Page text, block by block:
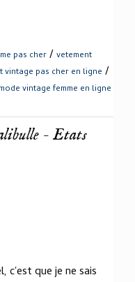
pas cher / vetement
vintage pas cher en ligne /
mode vintage femme en ligne
- Etats
c'est que je ne sais